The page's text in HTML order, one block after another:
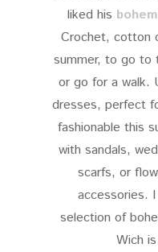
liked his
Crochet, cotton
summer, to go to
or go for a walk.
dresses, perfect
fashionable this
with sandals,
scarfs, or
accessories.
selection of
Wich